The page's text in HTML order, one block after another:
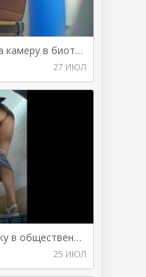
Попалась писающей на камеру в биотуалете
27 ИЮЛ
Засняли стройную девку в общественном туалете
25 ИЮЛ